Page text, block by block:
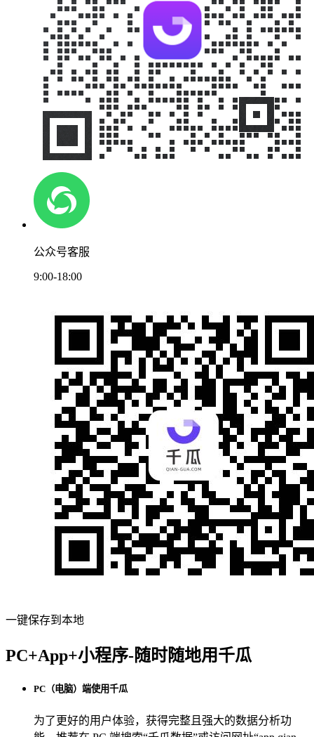
公众号客服
9:00-18:00
一键保存到本地
PC+App+小程序-随时随地用千瓜
PC（电脑）端使用千瓜
为了更好的用户体验，获得完整且强大的数据分析功